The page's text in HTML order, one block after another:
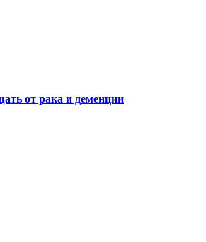
от рака и деменции